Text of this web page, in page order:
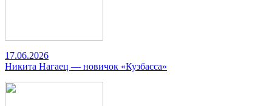
17.06.2026
Никита Нагаец — новичок «Кузбасса»